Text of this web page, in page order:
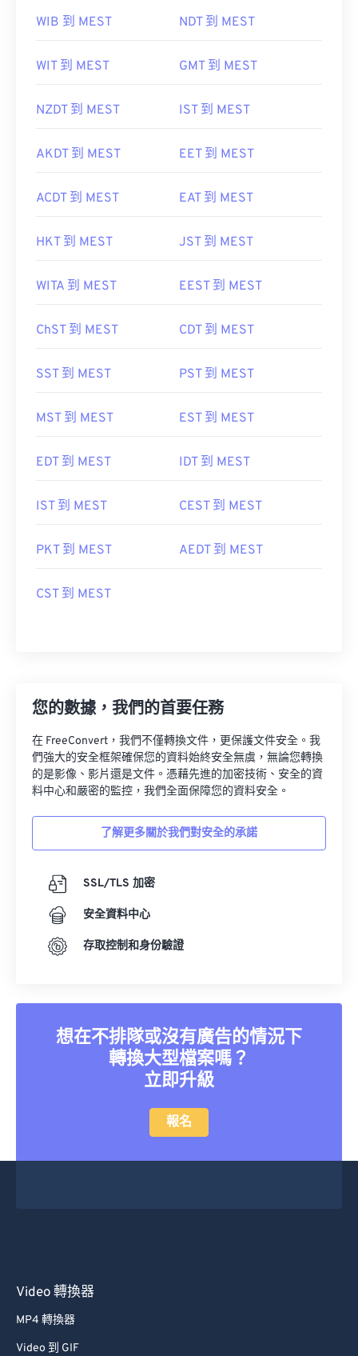
WIB 到 MEST NDT 到 MEST
WIT 到 MEST GMT 到 MEST
NZDT 到 MEST IST 到 MEST
AKDT 到 MEST EET 到 MEST
ACDT 到 MEST EAT 到 MEST
HKT 到 MEST JST 到 MEST
WITA 到 MEST EEST 到 MEST
ChST 到 MEST CDT 到 MEST
SST 到 MEST PST 到 MEST
MST 到 MEST EST 到 MEST
EDT 到 MEST IDT 到 MEST
IST 到 MEST CEST 到 MEST
PKT 到 MEST AEDT 到 MEST
CST 到 MEST
您的數據，我們的首要任務
在 FreeConvert，我們不僅轉換文件，更保護文件安全。我
們強大的安全框架確保您的資料始終安全無虞，無論您轉換
的是影像、影片還是文件。憑藉先進的加密技術、安全的資
料中心和嚴密的監控，我們全面保障您的資料安全。
了解更多關於我們對安全的承諾
SSL/TLS 加密
安全資料中心
存取控制和身份驗證
想在不排隊或沒有廣告的情況下
轉換大型檔案嗎？
立即升級
報名
Video 轉換器
MP4 轉換器
Video 到 GIF